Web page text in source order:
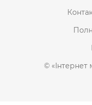
© «Інтернет